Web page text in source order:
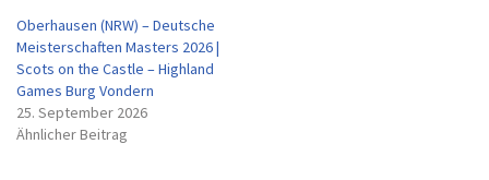
Oberhausen (NRW) – Deutsche
Meisterschaften Masters 2026 |
Scots on the Castle – Highland
Games Burg Vondern
25. September 2026
Ähnlicher Beitrag